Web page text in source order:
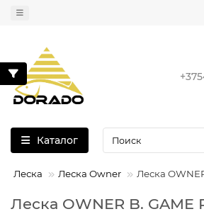
Каталог
Леска Леска Owner Леска
Леска OWNER B. GAME